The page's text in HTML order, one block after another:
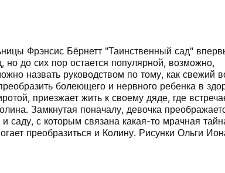
Фрэнсис Бёрнетт "Таинственный сад"
но до сих пор остается популярной, возможно,
назвать руководством по тому, как свежий
болеющего и нервного ребенка в
приезжает жить к своему дяде, где
Замкнутая поначалу, девочка
саду, с которым связана какая-то мрачная
преобразиться и Колину. Рисунки Ольги